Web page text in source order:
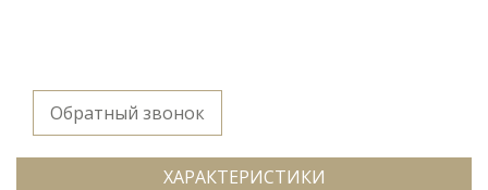
Обратный звонок
ХАРАКТЕРИСТИКИ